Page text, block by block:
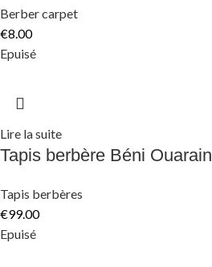
Berber carpet
€8.00
Epuisé
Lire la suite
Tapis berbère Béni Ouarain
Tapis berbères
€99.00
Epuisé